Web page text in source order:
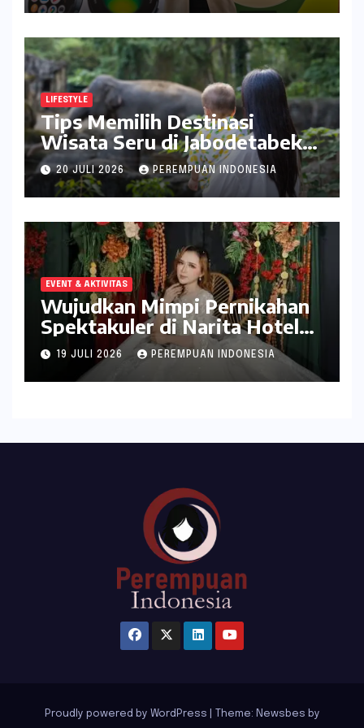
LIFESTYLE
Tips Memilih Destinasi
Wisata Seru di Jabodetabek
ala inDrive
20 JULI 2026 PEREMPUAN INDONESIA
EVENT & AKTIVITAS
Wujudkan Mimpi Pernikahan
Spektakuler di Narita Hotel
Surabaya
19 JULI 2026 PEREMPUAN INDONESIA
Proudly powered by WordPress Theme: Newsbes by